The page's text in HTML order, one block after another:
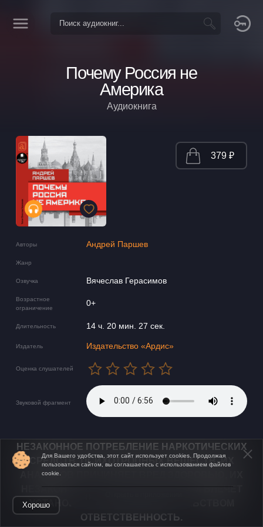
Почему Россия не
Америка
Аудиокнига
Авторы Андрей Паршев
Жанр
Озвучка Вячеслав Герасимов
Возрастное
ограничение
0+
Длительность 14 ч. 20 мин. 27 сек.
Издатель Издательство «Ардис»
Оценка слушателей
Звуковой фрагмент
379 ₽
НЕЗАКОННОЕ ПОТРЕБЛЕНИЕ НАРКОТИЧЕСКИХ
СРЕДСТВ, ПСИХОТРОПНЫХ ВЕЩЕСТВ, ИХ
АНАЛОГОВ ПРИЧИНЯЕТ ВРЕД ЗДОРОВЬЮ, ИХ
НЕЗАКОННЫЙ ОБОРОТ ЗАПРЕЩЁН И ВЛЕЧЕТ
УСТАНОВЛЕННУЮ ЗАКОНОДАТЕЛЬСТВОМ
ОТВЕТСТВЕННОСТЬ.
Для Вашего удобства, этот сайт использует cookies. Продолжая
пользоваться сайтом, вы соглашаетесь с использованием файлов
cookie.
Хорошо